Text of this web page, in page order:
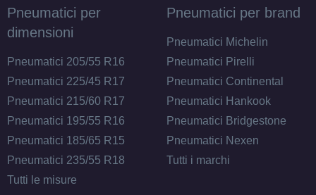
Pneumatici per
dimensioni
Pneumatici 205/55 R16
Pneumatici 225/45 R17
Pneumatici 215/60 R17
Pneumatici 195/55 R16
Pneumatici 185/65 R15
Pneumatici 235/55 R18
Tutti le misure
Pneumatici per brand
Pneumatici Michelin
Pneumatici Pirelli
Pneumatici Continental
Pneumatici Hankook
Pneumatici Bridgestone
Pneumatici Nexen
Tutti i marchi